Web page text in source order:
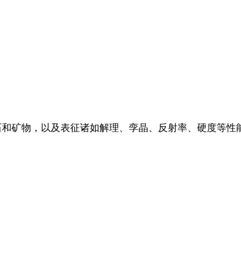
矿物，以及表征诸如解理、孪晶、反射率、硬度等性